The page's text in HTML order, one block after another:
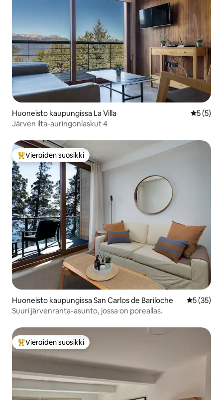
Huoneisto kaupungissa La Villa
5 (5)
Järven ilta-auringonlaskut 4
Vieraiden suosikkien parhaimmistoa
Vieraiden suosikki
Huoneisto kaupungissa San Carlos de Bariloche
5 (35)
Suuri järvenranta-asunto, jossa on poreallas.
Vieraiden suosikkien parhaimmistoa
Vieraiden suosikki